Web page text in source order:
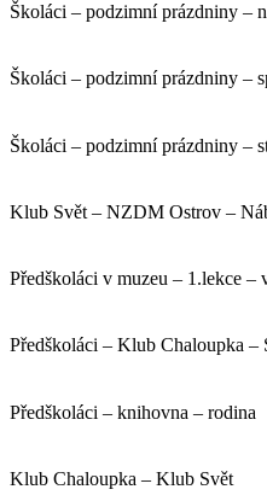
Školáci – podzimní prázdniny –
Školáci – podzimní prázdniny –
Školáci – podzimní prázdniny –
Klub Svět – NZDM Ostrov –
Předškoláci v muzeu – 1.lekce –
Předškoláci – Klub Chaloupka –
Předškoláci – knihovna – rodina
Klub Chaloupka – Klub Svět